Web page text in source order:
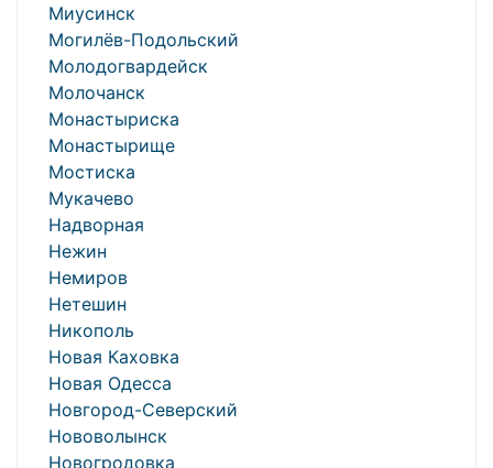
Миусинск
Могилёв-Подольский
Молодогвардейск
Молочанск
Монастыриска
Монастырище
Мостиска
Мукачево
Надворная
Нежин
Немиров
Нетешин
Никополь
Новая Каховка
Новая Одесса
Новгород-Северский
Нововолынск
Новогродовка